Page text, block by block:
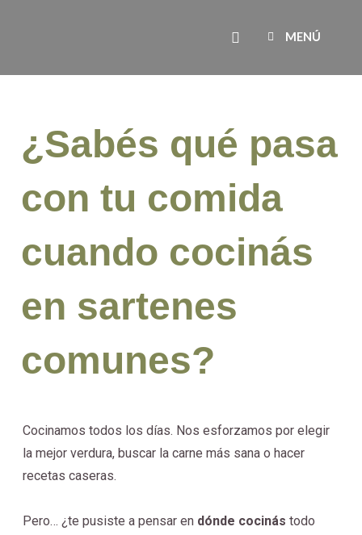
Search
MENÚ
¿Sabés qué pasa
con tu comida
cuando cocinás
en sartenes
comunes?
Cocinamos todos los días. Nos esforzamos por elegir
la mejor verdura, buscar la carne más sana o hacer
recetas caseras.
Pero… ¿te pusiste a pensar en dónde cocinás todo